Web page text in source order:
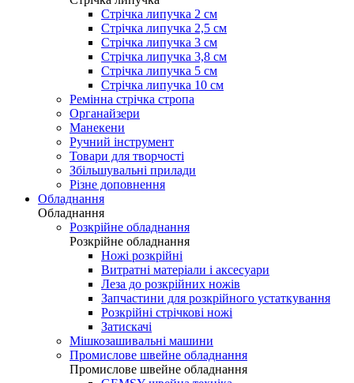
Стрічка липучка 2 см
Стрічка липучка 2,5 см
Стрічка липучка 3 см
Стрічка липучка 3,8 см
Стрічка липучка 5 см
Стрічка липучка 10 см
Ремінна стрічка стропа
Органайзери
Манекени
Ручний інструмент
Товари для творчості
Збільшувальні прилади
Різне доповнення
Обладнання
Обладнання
Розкрійне обладнання
Розкрійне обладнання
Ножі розкрійні
Витратні матеріали і аксесуари
Леза до розкрійних ножів
Запчастини для розкрійного устаткування
Розкрійні стрічкові ножі
Затискачі
Мішкозашивальні машини
Промислове швейне обладнання
Промислове швейне обладнання